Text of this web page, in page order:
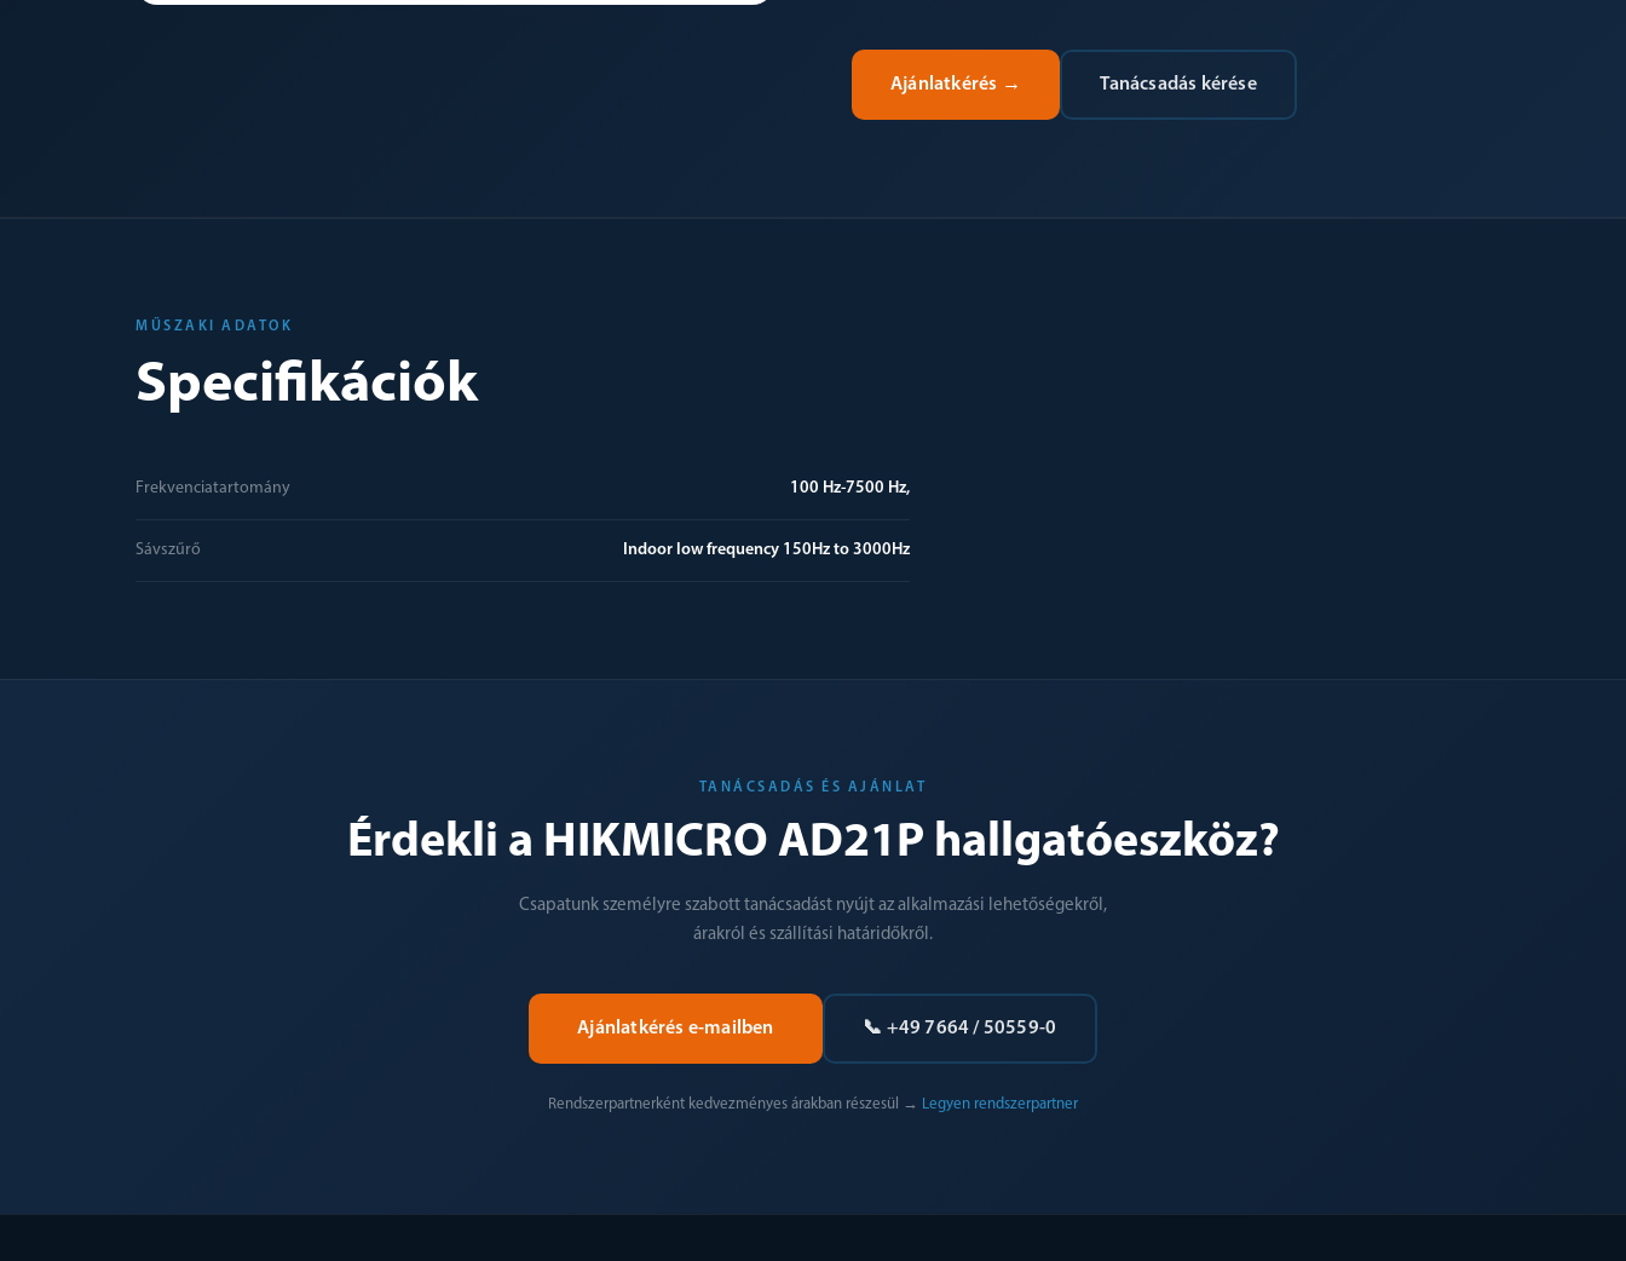
Ajánlatkérés → Tanácsadás kérése
MŰSZAKI ADATOK
Specifikációk
Frekvenciatartomány 100 Hz-7500 Hz,
Sávszűrő Indoor low frequency 150Hz to 3000Hz
TANÁCSADÁS ÉS AJÁNLAT
Érdekli a HIKMICRO AD21P hallgatóeszköz?
Csapatunk személyre szabott tanácsadást nyújt az alkalmazási lehetőségekről,
árakról és szállítási határidőkről.
Ajánlatkérés e-mailben 📞 +49 7664 / 50559-0
Rendszerpartnerként kedvezményes árakban részesül → Legyen rendszerpartner